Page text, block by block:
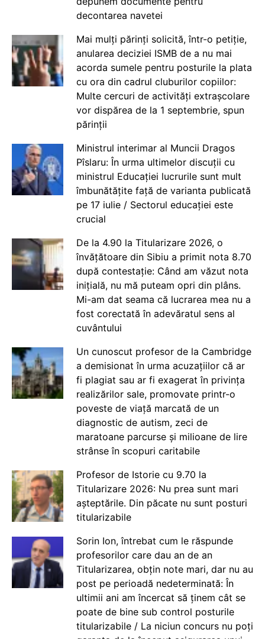
decontarea navetei
Mai mulți părinți solicită, într-o petiție,
anularea deciziei ISMB de a nu mai
acorda sumele pentru posturile la plata
cu ora din cadrul cluburilor copiilor:
Multe cercuri de activități extrașcolare
vor dispărea de la 1 septembrie, spun
părinții
Ministrul interimar al Muncii Dragos
Pîslaru: În urma ultimelor discuții cu
ministrul Educației lucrurile sunt mult
îmbunătățite față de varianta publicată
pe 17 iulie / Sectorul educației este
crucial
De la 4.90 la Titularizare 2026, o
învățătoare din Sibiu a primit nota 8.70
după contestație: Când am văzut nota
inițială, nu mă puteam opri din plâns.
Mi-am dat seama că lucrarea mea nu a
fost corectată în adevăratul sens al
cuvântului
Un cunoscut profesor de la Cambridge
a demisionat în urma acuzațiilor că ar
fi plagiat sau ar fi exagerat în privința
realizărilor sale, promovate printr-o
poveste de viață marcată de un
diagnostic de autism, zeci de
maratoane parcurse și milioane de lire
strânse în scopuri caritabile
Profesor de Istorie cu 9.70 la
Titularizare 2026: Nu prea sunt mari
așteptările. Din păcate nu sunt posturi
titularizabile
Sorin Ion, întrebat cum le răspunde
profesorilor care dau an de an
Titularizarea, obțin note mari, dar nu au
post pe perioadă nedeterminată: În
ultimii ani am încercat să ținem cât se
poate de bine sub control posturile
titularizabile / La niciun concurs nu poți